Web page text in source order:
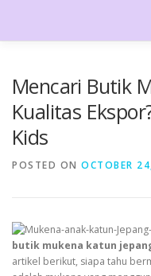
AGEN RESMI
Mencari Butik
Kualitas
Kids
POSTED ON OCTOBER
butik mukena katun
artikel berikut, siapa tahu